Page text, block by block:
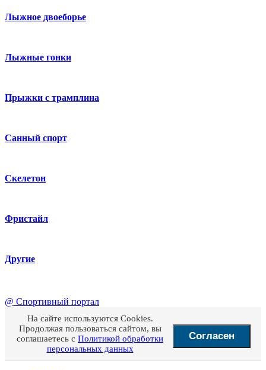
Лыжное двоеборье
Лыжные гонки
Прыжки с трамплина
Санный спорт
Скелетон
Фристайл
Другие
@ Спортивный портал
На сайте используются Cookies.
Продолжая пользоваться сайтом, вы
соглашаетесь с Политикой обработки
персональных данных
Согласен